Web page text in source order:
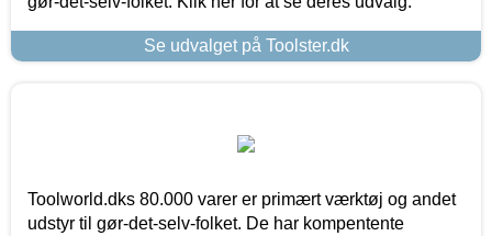
Se udvalget på Toolster.dk
Toolworld.dks 80.000 varer er primært værktøj og andet
udstyr til gør-det-selv-folket. De har kompentente